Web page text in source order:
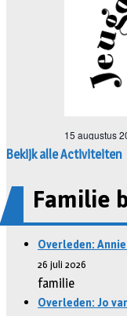
Bekijk alle Activiteiten
Familie
Overleden:
26 juli 2026
familie
Overleden: Jo